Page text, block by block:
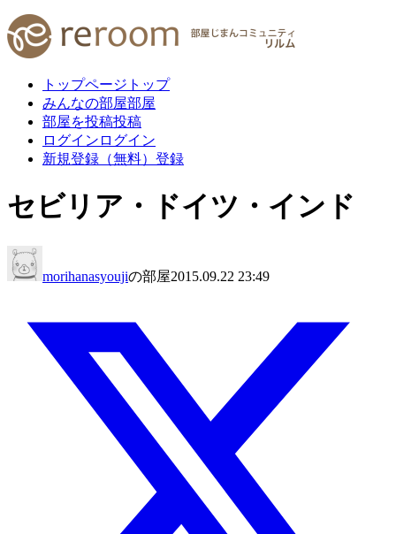
トップページ トップ
みんなの部屋部屋
部屋を投稿投稿
ログイン ログイン
新規登録（無料） 登録
セビリア・ドイツ・インド
morihanasyoujiの部屋2015.09.22 23:49